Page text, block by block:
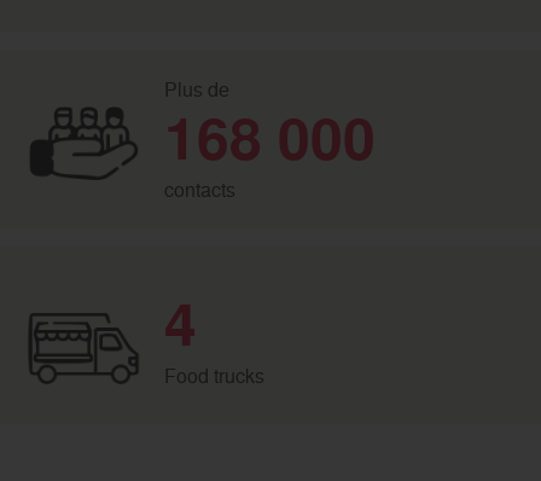
Plus de
168 000
contacts
4
Food trucks